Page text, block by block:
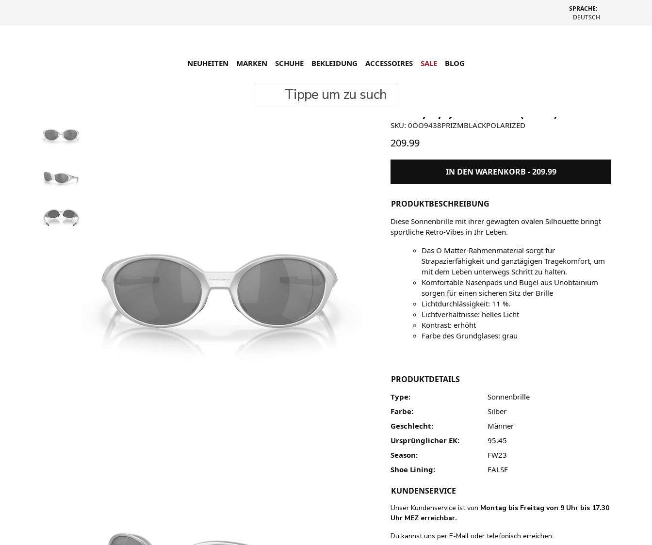
SPRACHE:
DEUTSCH
Tippe um zu suchen
NEUHEITEN MARKEN SCHUHE BEKLEIDUNG ACCESSOIRES SALE BLOG
Oakley Eyejacket Redux (Silber)
SKU: 0OO9438PRIZMBLACKPOLARIZED
209.99
IN DEN WARENKORB -209.99
PRODUKTBESCHREIBUNG
Diese Sonnenbrille mit ihrer gewagten ovalen Silhouette bringt
sportliche Retro-Vibes in Ihr Leben.
Das O Matter-Rahmenmaterial sorgt für
Strapazierfähigkeit und ganztägigen Tragekomfort, um
mit dem Leben unterwegs Schritt zu halten.
Komfortable Nasenpads und Bügel aus Unobtainium
sorgen für einen sicheren Sitz der Brille
Lichtdurchlässigkeit: 11 %.
Lichtverhältnisse: helles Licht
Kontrast: erhöht
Farbe des Grundglases: grau
PRODUKTDETAILS
Type:
Sonnenbrille
Farbe:
Silber
Geschlecht:
Männer
Ursprünglicher EK:
95.45
Season:
FW23
Shoe Lining:
FALSE
KUNDENSERVICE
Unser Kundenservice ist von Montag bis Freitag von 9 Uhr bis 17.30
Uhr MEZ erreichbar.
Du kannst uns per E-Mail oder telefonisch erreichen: